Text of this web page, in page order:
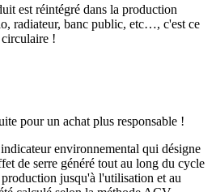
est réintégré dans la production
radiateur, banc public, etc…, c'est ce
!
pour un achat plus responsable !
environnemental qui désigne
de serre généré tout au long du cycle
jusqu'à l'utilisation et au